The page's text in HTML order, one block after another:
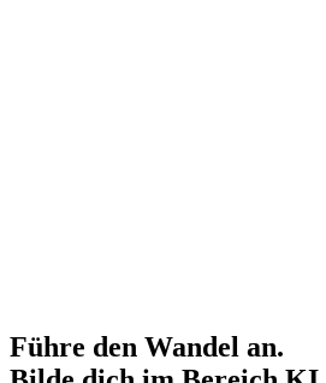
Führe den Wandel an.